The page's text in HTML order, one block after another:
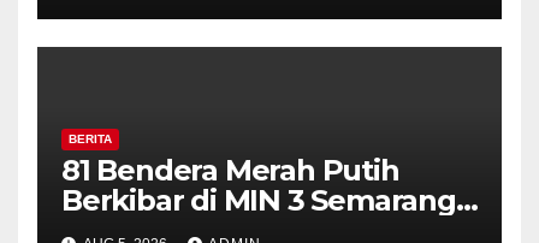
Diajak Aktifkan Ronda
BERITA
81 Bendera Merah Putih
Berkibar di MIN 3 Semarang,
Bhabinkamtibmas Desa